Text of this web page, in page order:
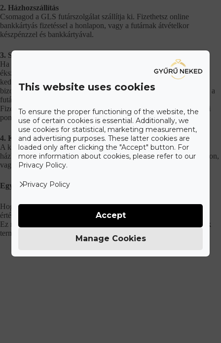
2. Házhozszállítás
Csomagod a GLS futárszolgálat szállítja ki. Fizethetsz online
bankkártyás fizetéssel a honlapon, vagy a futárnak átvételkor
készpénzzel és bankkártyával.
3. Szállítás GLS csomagpontra
Ha el szeretnéd kerülni a lebukás lehetőségét, például meglepetés
ékszer esetén (eljegyzési gyűrű) és ez miatt nincs olyan címed, amit
kedvesed jelenléte miatt meg tudnál adni, vagy csak egyszerűen
bizonytalan, hogy át tudod-e venni a csomagot, mikor épp kézbesíti a
futár, akkor válaszd ezt a szállítási módot.
Fizethetsz online bankkártyás fizetéssel a honlapon, vagy az átvételi
ponton készpénzzel és bankkártyával.
4. Külföldre házhozszállítással
A kiválasztott ékszert külföldi címre is megrendelheted
házhozszállítással. Fizethetsz online bankkártyás fizetéssel a honlapon,
vagy átutalással.
Egyéb információ
Hogy csomagod biztonságosan és biztosan megérkezzen,
értékbiztosított minden szállítás.
Ez mellett a diszkrécióra is ügyelünk, szolid csomagolásban küldjük
termékeinket.
This website uses cookies
To ensure the proper functioning of the website, the
use of certain cookies is essential. Additionally, we
use cookies for statistical, marketing measurement,
and advertising purposes. These latter cookies are
loaded only after clicking the "Accept" button. For
more information about cookies, please refer to our
Privacy Policy.
Privacy Policy
Manage Cookies
Accept